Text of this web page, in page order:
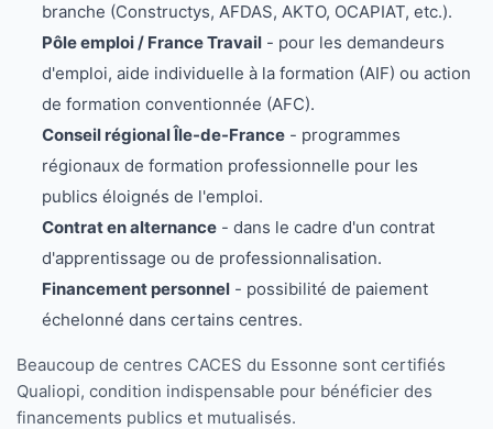
branche (Constructys, AFDAS, AKTO, OCAPIAT, etc.).
Pôle emploi / France Travail- pour les demandeurs
d'emploi, aide individuelle à la formation (AIF) ou action
de formation conventionnée (AFC).
Conseil régional Île-de-France- programmes
régionaux de formation professionnelle pour les
publics éloignés de l'emploi.
Contrat en alternance- dans le cadre d'un contrat
d'apprentissage ou de professionnalisation.
Financement personnel- possibilité de paiement
échelonné dans certains centres.
Beaucoup de centres CACES du Essonne sont certifiés
Qualiopi, condition indispensable pour bénéficier des
financements publics et mutualisés.